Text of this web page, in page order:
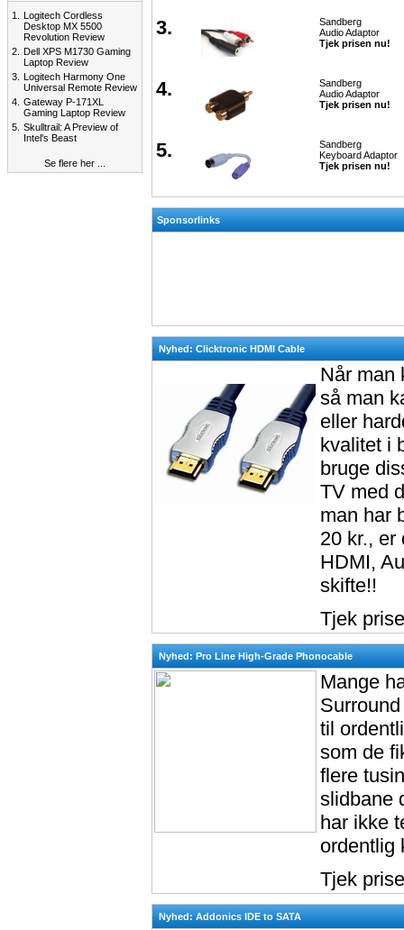
1.
Logitech Cordless
Desktop MX 5500
Revolution Review
2. Dell XPS M1730 Gaming
Laptop Review
3. Logitech Harmony One
Universal Remote Review
4. Gateway P-171XL
Gaming Laptop Review
5. Skulltrail: A Preview of
Intel's Beast
Se flere her ...
3.
Sandberg
Audio Adaptor
Tjek prisen nu!
4.
Sandberg
Audio Adaptor
Tjek prisen nu!
5.
Sandberg
Keyboard Adaptor
Tjek prisen nu!
Sponsorlinks
Nyhed: Clicktronic HDMI Cable
Når man
så man
eller
kvalitet i
bruge
TV med
man har
20 kr.,
HDMI,
skifte!!
Tjek
Nyhed: Pro Line High-Grade Phonocable
Mange
til
som de
flere
slidbane
har ikke
ordentlig
Tjek
Nyhed: Addonics IDE to SATA